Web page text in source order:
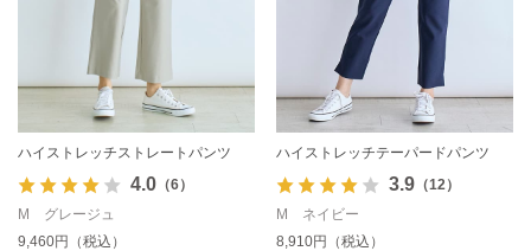
ハイストレッチストレートパンツ
4.0（6）
M グレージュ
9,460円（税込）
ハイストレッチテーパードパンツ
3.9（12）
M ネイビー
8,910円（税込）